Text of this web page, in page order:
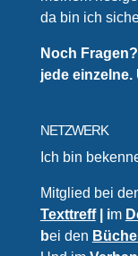
da bin ich
Noch
jede einzelne.
NETZWERK
Ich bin
Mitglied bei
Texttreff| im
bei den